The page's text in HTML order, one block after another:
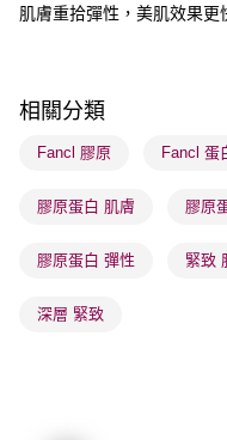
取。逾期會取消訂單，並
每筆HK$20.00，滿
肌膚重拾彈性，美肌效果更
相關分類
Fancl 膠原 Fancl 蛋
膠原蛋白 肌膚 膠原
膠原蛋白 彈性 緊致
深層 緊致